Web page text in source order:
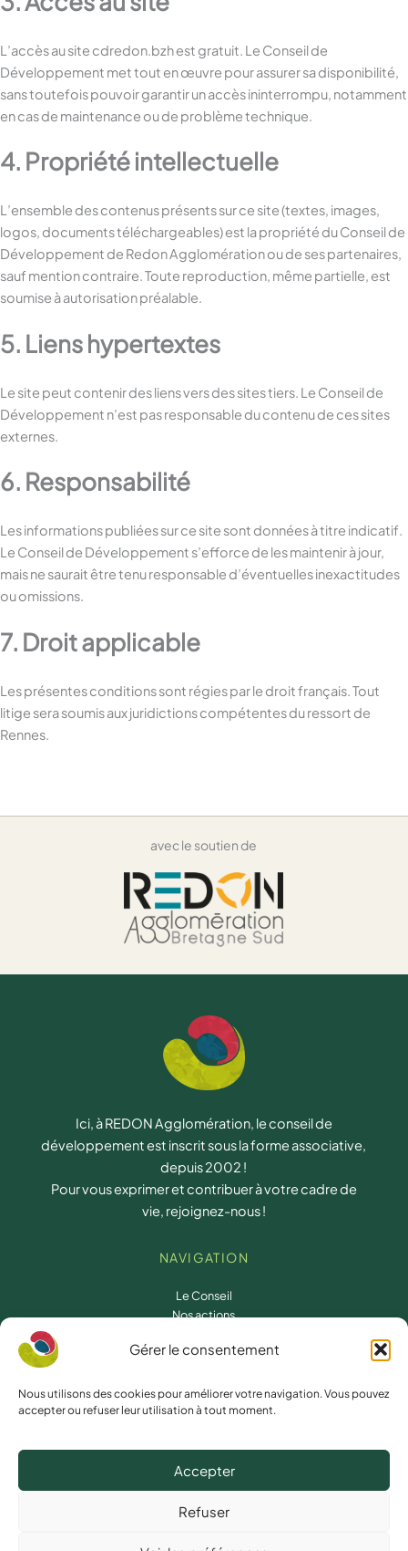
Gérer le consentement
Nous utilisons des cookies pour améliorer votre navigation. Vous pouvez
accepter ou refuser leur utilisation à tout moment.
Accepter
Refuser
L’accès au site cdredon.bzh est gratuit. Le Conseil de
Développement met tout en œuvre pour assurer sa disponibilité,
sans toutefois pouvoir garantir un accès ininterrompu, notamment
en cas de maintenance ou de problème technique.
4. Propriété intellectuelle
L’ensemble des contenus présents sur ce site (textes, images,
logos, documents téléchargeables) est la propriété du Conseil de
Développement de Redon Agglomération ou de ses partenaires,
sauf mention contraire. Toute reproduction, même partielle, est
soumise à autorisation préalable.
5. Liens hypertextes
Le site peut contenir des liens vers des sites tiers. Le Conseil de
Développement n’est pas responsable du contenu de ces sites
externes.
6. Responsabilité
Les informations publiées sur ce site sont données à titre indicatif.
Le Conseil de Développement s’efforce de les maintenir à jour,
mais ne saurait être tenu responsable d’éventuelles inexactitudes
ou omissions.
7. Droit applicable
Les présentes conditions sont régies par le droit français. Tout
litige sera soumis aux juridictions compétentes du ressort de
Rennes.
avec le soutien de
Ici, à REDON Agglomération, le conseil de
développement est inscrit sous la forme associative,
depuis 2002 !
Pour vous exprimer et contribuer à votre cadre de
vie, rejoignez-nous !
NAVIGATION
Le Conseil
Nos actions
Un réseau
07.61.58.94.00/02.22.18.80.67
conseil.developpement@redon-agglomeration.bzh